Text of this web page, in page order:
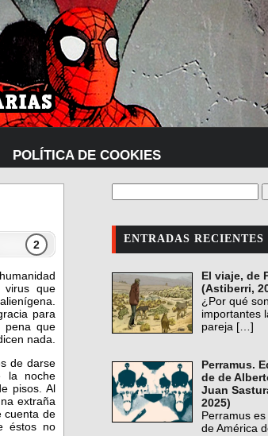
POLÍTICA DE COOKIES
2
virus que
para
pena que
nada.
de darse
la noche
pisos. Al
extraña
cuenta de
éstos no
ENTRADAS RECIENTES
El viaje, de
(Astiberri,
¿Por qué
importantes
pareja […]
Perramus.
de de
Juan
2025)
Perramus
de América